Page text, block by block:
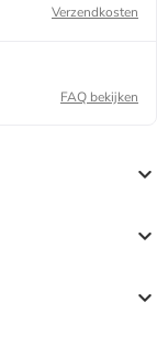
Verzendkosten
FAQ bekijken